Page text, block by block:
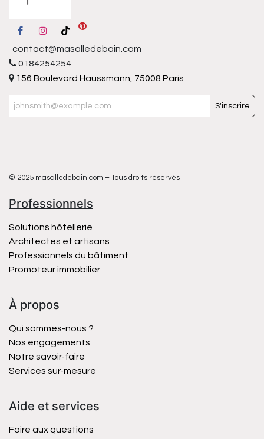
contact@masalledebain.com
0184254254
156 Boulevard Haussmann, 75008 Paris
S'inscrire
© 2025 masalledebain.com – Tous droits réservés
Professionnels
Solutions hôtellerie
Architectes et artisans
Professionnels du bâtiment
Promoteur immobilier
À propos
Qui sommes-nous ?
Nos engagements
Notre savoir-faire
Services sur-mesure
Aide et services
Foire aux questions